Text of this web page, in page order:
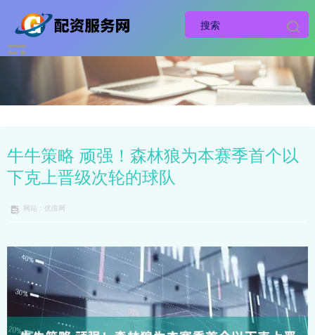
牛牛策略 顽强！森林狼为本赛季首个以
下克上晋级次轮的球队
网站：优倍网